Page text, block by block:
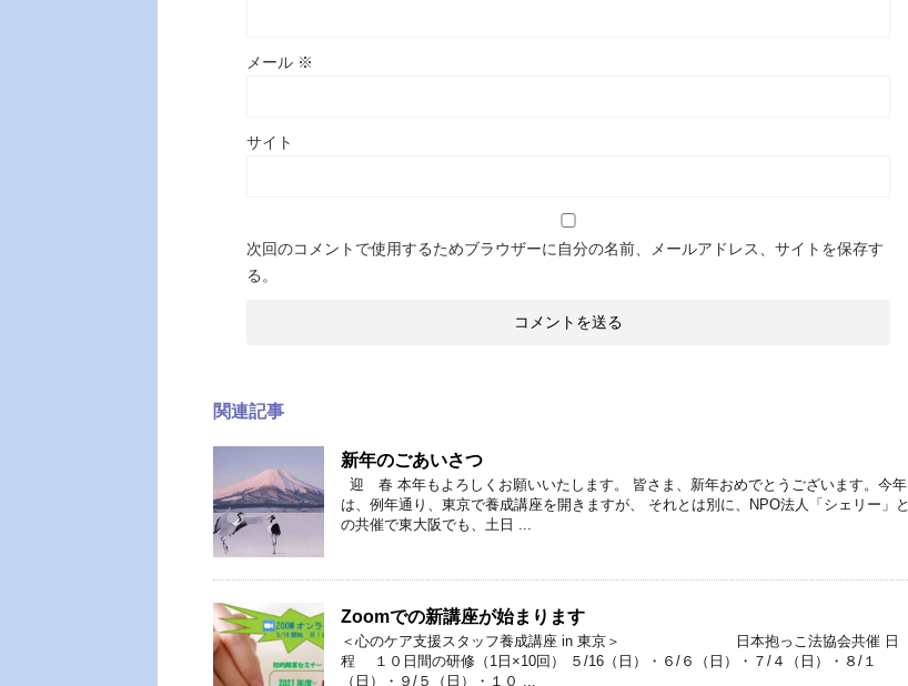
メール ※
サイト
次回のコメントで使用するためブラウザーに自分の名前、メールアドレス、サイトを保存す
る。
関連記事
新年のごあいさつ
迎 春 本年もよろしくお願いいたします。 皆さま、新年おめでとうございます。今年
は、例年通り、東京で養成講座を開きますが、 それとは別に、NPO法人「シェリー」と
の共催で東大阪でも、土日 ...
Zoomでの新講座が始まります
＜心のケア支援スタッフ養成講座 in 東京＞ 日本抱っこ法協会共催 日
程 １０日間の研修（1日×10回） ５/16（日）・６/６（日）・７/４（日）・８/１
（日）・９/５（日）・１０ ...